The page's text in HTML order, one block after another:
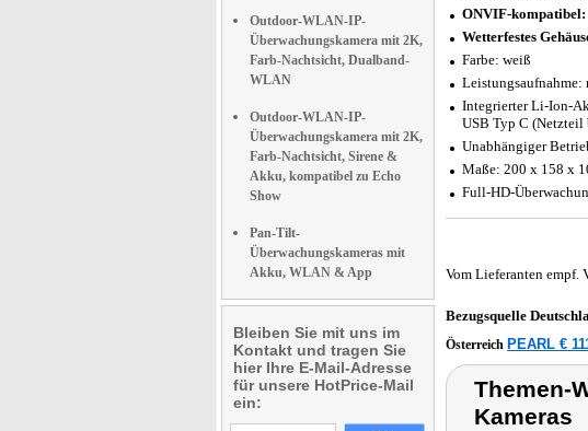
Outdoor-WLAN-IP-
Überwachungskamera mit 2K,
Farb-Nachtsicht, Dualband-
WLAN
Outdoor-WLAN-IP-
Überwachungskamera mit 2K,
Farb-Nachtsicht, Sirene &
Akku, kompatibel zu Echo
Show
Pan-Tilt-
Überwachungskameras mit
Akku, WLAN & App
Bleiben Sie mit uns im
Kontakt und tragen Sie
hier Ihre E-Mail-Adresse
für unsere HotPrice-Mail
ein:
ONVIF-kompatibel:
Wetterfestes
Farbe: weiß
Leistungsaufnahme:
Integrierter Li-Ion-
USB Typ C
Unabhängiger
Maße: 200 x 158 x
Full-HD-
Vom Lieferanten empf.
Bezugsquelle
Österreich PEARL €
Themen-
Kameras